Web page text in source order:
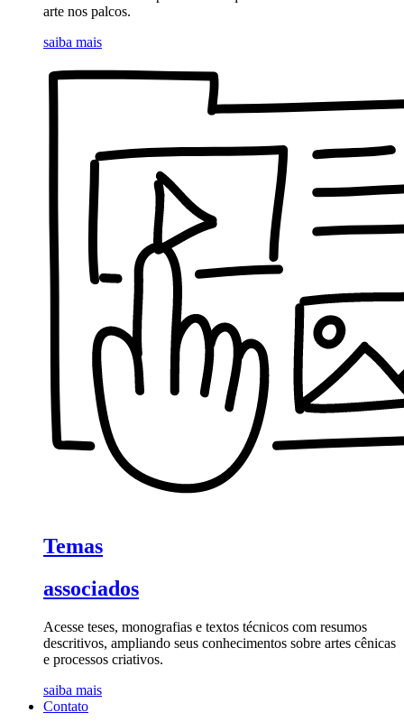
arte nos palcos.
saiba mais
Temas
associados
Acesse teses, monografias e textos técnicos com resumos
descritivos, ampliando seus conhecimentos sobre artes cênicas
e processos criativos.
saiba mais
Contato